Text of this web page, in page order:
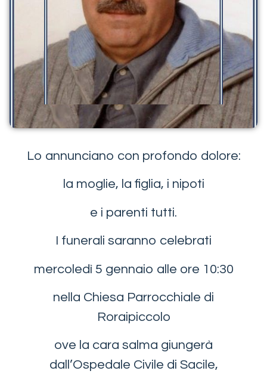
Lo annunciano con profondo dolore:
la moglie, la figlia, i nipoti
e i parenti tutti.
I funerali saranno celebrati
mercoledì 5 gennaio alle ore 10:30
nella Chiesa Parrocchiale di
Roraipiccolo
ove la cara salma giungerà
dall’Ospedale Civile di Sacile,